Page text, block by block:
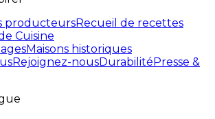
producteursRecueil de recettes
Cuisine
Maisons historiques
Rejoignez-nousDurabilitéPresse &